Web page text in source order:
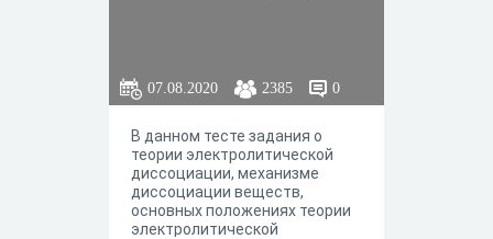
07.08.2020 2385 0
В данном тесте задания о
теории электролитической
диссоциации, механизме
диссоциации веществ,
основных положениях теории
электролитической